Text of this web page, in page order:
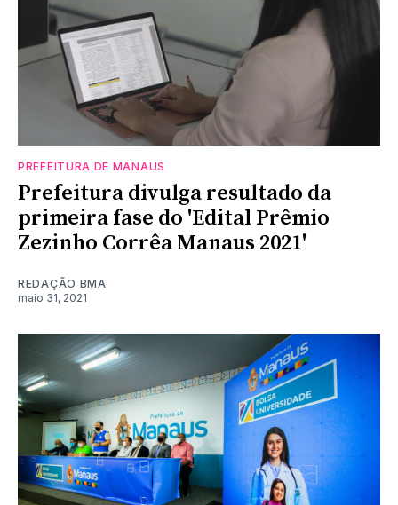
PREFEITURA DE MANAUS
Prefeitura divulga resultado da
primeira fase do 'Edital Prêmio
Zezinho Corrêa Manaus 2021'
REDAÇÃO BMA
maio 31, 2021